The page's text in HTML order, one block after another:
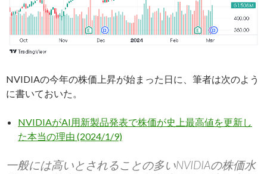
NVIDIAの今年の株価上昇が始まった日に、筆者は次のよう
に書いておいた。
NVIDIAがAI用新製品発表で株価が史上最高値を更新し
た本当の理由 (2024/1/9)
一般には高いとされることの多いNVIDIAの株価水